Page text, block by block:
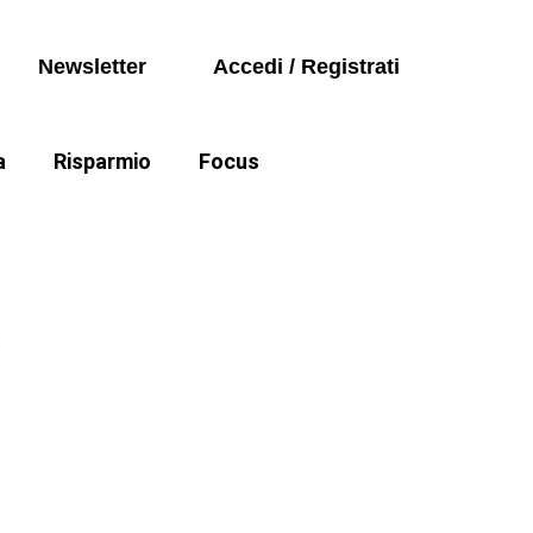
Newsletter Accedi / Registrati
Risparmio Focus
Politica